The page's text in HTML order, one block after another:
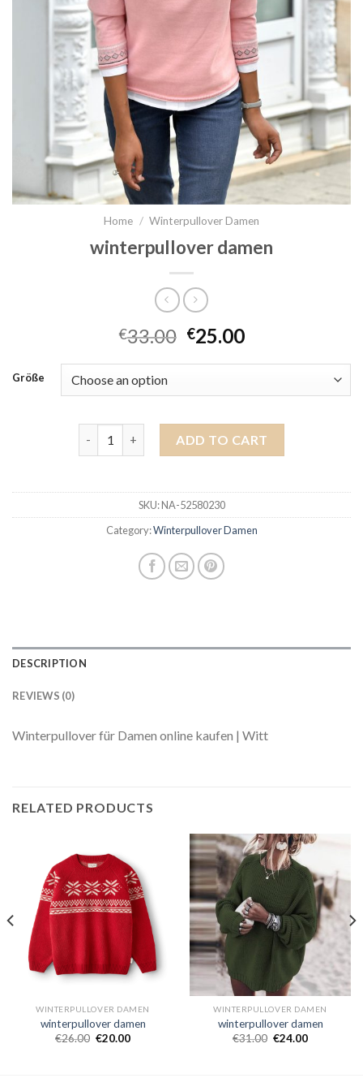
Home / Winterpullover Damen
winterpullover damen
€33.00 €25.00
Größe
ADD TO CART
SKU:NA-52580230
Category:Winterpullover Damen
DESCRIPTION
REVIEWS (0)
Winterpullover für Damen online kaufen | Witt
RELATED PRODUCTS
WINTERPULLOVER DAMEN
winterpullover damen
€26.00 €20.00
WINTERPULLOVER DAMEN
winterpullover damen
€31.00 €24.00